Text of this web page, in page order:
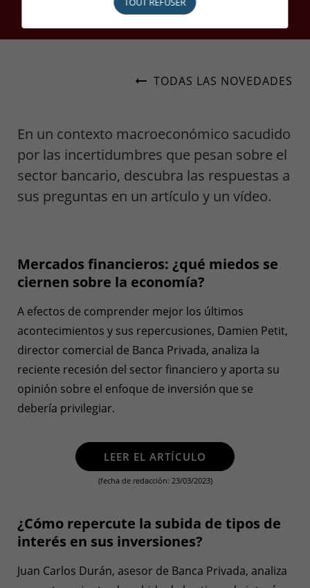
TODAS LAS NOVEDADES
En un contexto macroeconómico sacudido
por las incertidumbres que pesan sobre el
sector bancario, descubra las respuestas a
sus preguntas en un artículo y un vídeo.
Mercados financieros: ¿qué miedos se
ciernen sobre la economía?
A efectos de comprender mejor los últimos
acontecimientos y sus repercusiones, Damien Petit,
director comercial de Banca Privada, analiza la
reciente recesión del sector financiero y aporta su
opinión sobre el enfoque de inversión que se
debería privilegiar.
LEER EL ARTÍCULO
(fecha de redacción: 23/03/2023)
¿Cómo repercute la subida de tipos de
interés en sus inversiones?
Juan Carlos Durán, asesor de Banca Privada, analiza